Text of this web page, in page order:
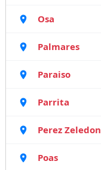
Osa
Palmares
Paraiso
Parrita
Perez Zeledon
Poas